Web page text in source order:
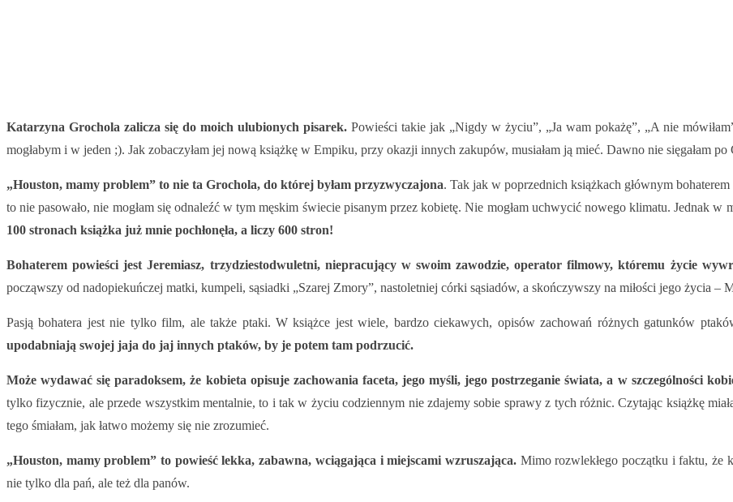
Katarzyna Grochola zalicza się do moich ulubionych pisarek. Powieści takie jak „Nigdy w życiu”, „Ja wam pokażę”, „A nie
mogłabym i w jeden ;). Jak zobaczyłam jej nową książkę w Empiku, przy okazji innych zakupów, musiałam ją mieć. Dawno nie sięgałam
„Houston, mamy problem” to nie ta Grochola, do której byłam przyzwyczajona. Tak jak w poprzednich książkach głównym
to nie pasowało, nie mogłam się odnaleźć w tym męskim świecie pisanym przez kobietę. Nie mogłam uchwycić nowego klimatu. Jednak w
100 stronach książka już mnie pochłonęła, a liczy 600 stron!
Bohaterem powieści jest Jeremiasz, trzydziestodwuletni, niepracujący w swoim zawodzie, operator filmowy, któremu życie
począwszy od nadopiekuńczej matki, kumpeli, sąsiadki „Szarej Zmory”, nastoletniej córki sąsiadów, a skończywszy na miłości jego życia –
Pasją bohatera jest nie tylko film, ale także ptaki. W książce jest wiele, bardzo ciekawych, opisów zachowań różnych gatunków
upodabniają swojej jaja do jaj innych ptaków, by je potem tam podrzucić.
Może wydawać się paradoksem, że kobieta opisuje zachowania faceta, jego myśli, jego postrzeganie świata, a w szczególności
tylko fizycznie, ale przede wszystkim mentalnie, to i tak w życiu codziennym nie zdajemy sobie sprawy z tych różnic. Czytając książkę
tego śmiałam, jak łatwo możemy się nie zrozumieć.
„Houston, mamy problem” to powieść lekka, zabawna, wciągająca i miejscami wzruszająca.Mimo rozwlekłego początku i faktu, że
nie tylko dla pań, ale też dla panów.